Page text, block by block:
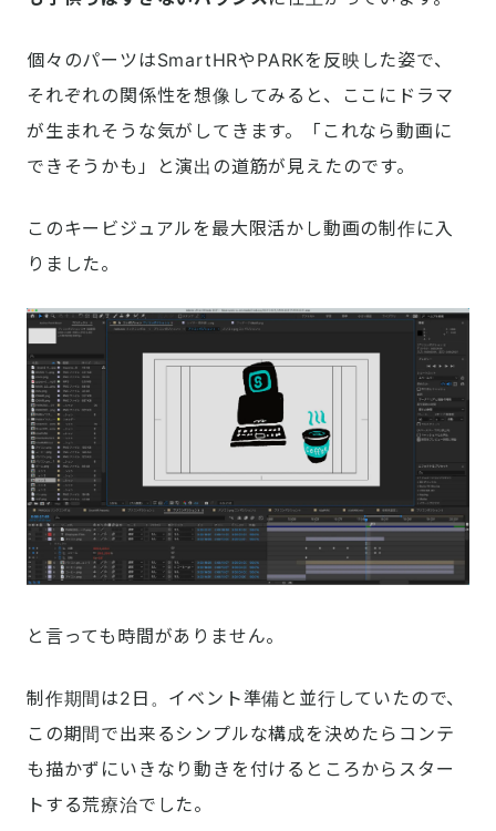
個々のパーツはSmartHRやPARKを反映した姿で、
それぞれの関係性を想像してみると、ここにドラマ
が生まれそうな気がしてきます。「これなら動画に
できそうかも」と演出の道筋が見えたのです。
このキービジュアルを最大限活かし動画の制作に入
りました。
と言っても時間がありません。
制作期間は2日。イベント準備と並行していたので、
この期間で出来るシンプルな構成を決めたらコンテ
も描かずにいきなり動きを付けるところからスター
トする荒療治でした。